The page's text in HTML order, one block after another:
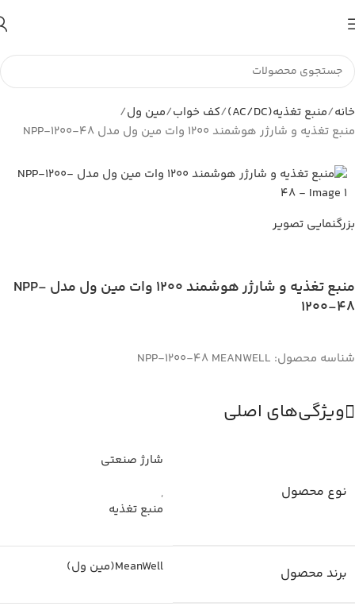
خانه منبع تغذیه(AC/DC) کف خواب مین ول
منبع تغذیه و شارژر هوشمند 1200 وات مین ول مدل NPP-1200-48
بزرگنمایی تصویر
منبع تغذیه و شارژر هوشمند 1200 وات مین ول مدل NPP-
1200-48
شناسه محصول: NPP-1200-48 MEANWELL
ویژگی‌های اصلی
نوع محصول
شارژ صنعتی
,
منبع تغذیه
برند محصول MeanWell(مین ول)
تا اطلاع ثانوی لطفا جهت موجودی و قیمت بروز با ما در تماس